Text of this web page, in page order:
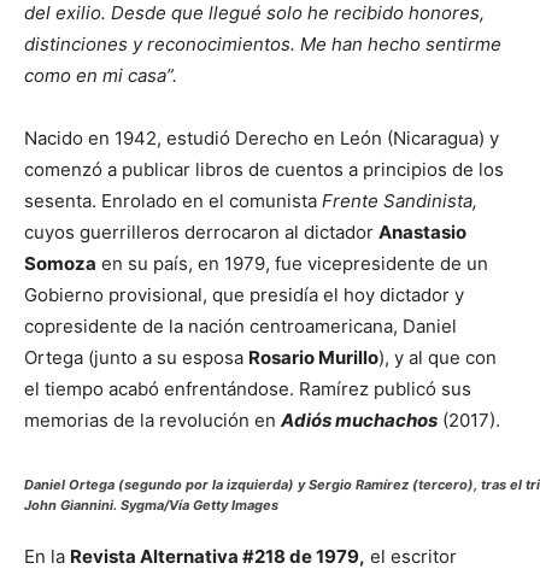
del exilio. Desde que llegué solo he recibido honores,
distinciones y reconocimientos. Me han hecho sentirme
como en mi casa”.
Nacido en 1942, estudió Derecho en León (Nicaragua) y
comenzó a publicar libros de cuentos a principios de los
sesenta. Enrolado en el comunista Frente Sandinista,
cuyos guerrilleros derrocaron al dictador Anastasio
Somoza en su país, en 1979, fue vicepresidente de un
Gobierno provisional, que presidía el hoy dictador y
copresidente de la nación centroamericana, Daniel
Ortega (junto a su esposa Rosario Murillo), y al que con
el tiempo acabó enfrentándose. Ramírez publicó sus
memorias de la revolución en Adiós muchachos (2017).
Daniel Ortega (segundo por la izquierda) y Sergio Ramírez (tercero), tras el
John Giannini. Sygma/Vía Getty Images
En la Revista Alternativa #218 de 1979, el escritor